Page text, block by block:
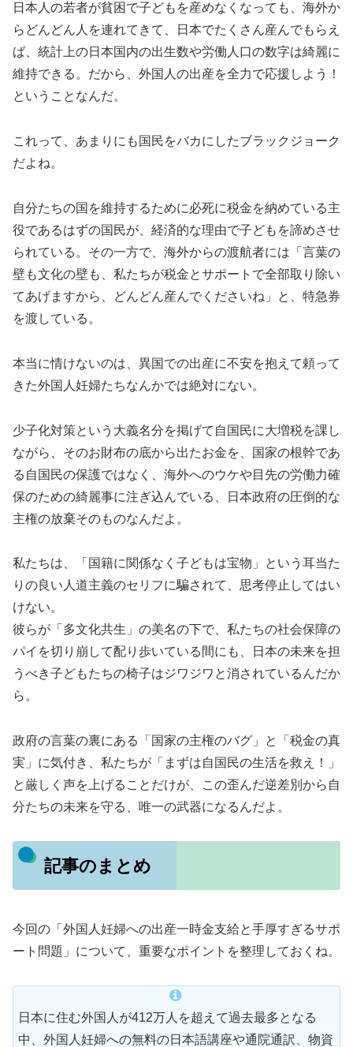
日本人の若者が貧困で子どもを産めなくなっても、海外か
らどんどん人を連れてきて、日本でたくさん産んでもらえ
ば、統計上の日本国内の出生数や労働人口の数字は綺麗に
維持できる。だから、外国人の出産を全力で応援しよう！
ということなんだ。
これって、あまりにも国民をバカにしたブラックジョーク
だよね。
自分たちの国を維持するために必死に税金を納めている主
役であるはずの国民が、経済的な理由で子どもを諦めさせ
られている。その一方で、海外からの渡航者には「言葉の
壁も文化の壁も、私たちが税金とサポートで全部取り除い
てあげますから、どんどん産んでくださいね」と、特急券
を渡している。
本当に情けないのは、異国での出産に不安を抱えて頼って
きた外国人妊婦たちなんかでは絶対にない。
少子化対策という大義名分を掲げて自国民に大増税を課し
ながら、そのお財布の底から出たお金を、国家の根幹であ
る自国民の保護ではなく、海外へのウケや目先の労働力確
保のための綺麗事に注ぎ込んでいる、日本政府の圧倒的な
主権の放棄そのものなんだよ。
私たちは、「国籍に関係なく子どもは宝物」という耳当た
りの良い人道主義のセリフに騙されて、思考停止してはい
けない。
彼らが「多文化共生」の美名の下で、私たちの社会保障の
パイを切り崩して配り歩いている間にも、日本の未来を担
うべき子どもたちの椅子はジワジワと消されているんだか
ら。
政府の言葉の裏にある「国家の主権のバグ」と「税金の真
実」に気付き、私たちが「まずは自国民の生活を救え！」
と厳しく声を上げることだけが、この歪んだ逆差別から自
分たちの未来を守る、唯一の武器になるんだよ。
記事のまとめ
今回の「外国人妊婦への出産一時金支給と手厚すぎるサポ
ート問題」について、重要なポイントを整理しておくね。
日本に住む外国人が412万人を超えて過去最多となる
中、外国人妊婦への無料の日本語講座や通院通訳、物資